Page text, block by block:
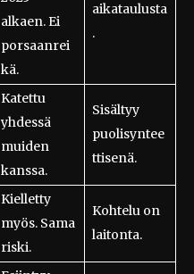
alkaen. Ei
porsaanrei
kä.
aikataulusta
.
Katettu
yhdessä
muiden
kanssa.
Sisältyy
puolisyntee
ttisenä.
Kielletty
myös. Sama
riski.
Kohtelu on
laitonta.